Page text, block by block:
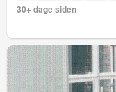
30+ dage siden